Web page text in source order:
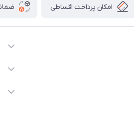
امکان پرداخت اقساطی